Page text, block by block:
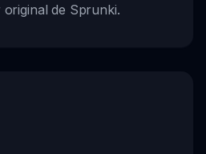
de Sprunki.